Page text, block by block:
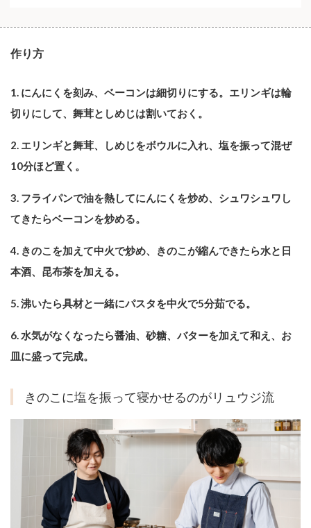
作り方
1. にんにくを刻み、ベーコンは細切りにする。エリンギは輪
切りにして、舞茸としめじは割いておく。
2. エリンギと舞茸、しめじをボウルに⼊れ、塩を振って混ぜ
10分ほど置く。
3. フライパンで油を熱してにんにくを炒め、シュワシュワし
てきたらベーコンを炒める。
4. きのこを加えて中⽕で炒め、きのこが縮んできたら⽔と⽇
本酒、昆布茶を加える。
5. 沸いたら具材と⼀緒にパスタを中⽕で5分茹でる。
6. ⽔気がなくなったら醤油、砂糖、バターを加えて和え、お
⽫に盛って完成。
きのこに塩を振って寝かせるのがリュウジ流